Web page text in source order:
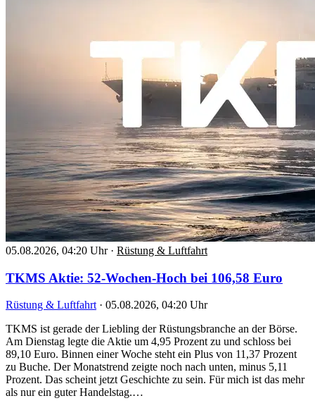
05.08.2026, 04:20 Uhr · Rüstung & Luftfahrt
TKMS Aktie: 52-Wochen-Hoch bei 106,58 Euro
Rüstung & Luftfahrt · 05.08.2026, 04:20 Uhr
TKMS ist gerade der Liebling der Rüstungsbranche an der Börse.
Am Dienstag legte die Aktie um 4,95 Prozent zu und schloss bei
89,10 Euro. Binnen einer Woche steht ein Plus von 11,37 Prozent
zu Buche. Der Monatstrend zeigte noch nach unten, minus 5,11
Prozent. Das scheint jetzt Geschichte zu sein. Für mich ist das mehr
als nur ein guter Handelstag.…